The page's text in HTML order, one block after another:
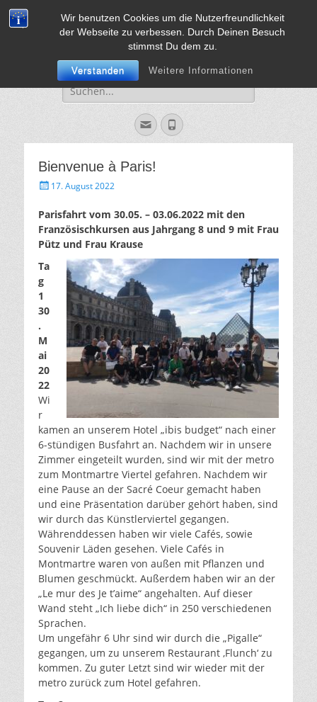
Wir benutzen Cookies um die Nutzerfreundlichkeit
der Webseite zu verbessen. Durch Deinen Besuch
stimmst Du dem zu.
Verstanden Weitere Informationen
Sekundarschule
Vorweg mit Herz, Mut und Verstand
Suche
für:
EmailPhone
Bienvenue à Paris!
Gepostet
17. August 2022
Parisfahrt vom 30.05. – 03.06.2022 mit den
Französischkursen aus Jahrgang 8 und 9 mit Frau
Pütz und Frau Krause
Ta
g
1
30
.
M
ai
20
22
Wi
r
kamen an unserem Hotel „ibis budget“ nach einer
6-stündigen Busfahrt an. Nachdem wir in unsere
Zimmer eingeteilt wurden, sind wir mit der metro
zum Montmartre Viertel gefahren. Nachdem wir
eine Pause an der Sacré Coeur gemacht haben
und eine Präsentation darüber gehört haben, sind
wir durch das Künstlerviertel gegangen.
Währenddessen haben wir viele Cafés, sowie
Souvenir Läden gesehen. Viele Cafés in
Montmartre waren von außen mit Pflanzen und
Blumen geschmückt. Außerdem haben wir an der
„Le mur des Je t’aime“ angehalten. Auf dieser
Wand steht „Ich liebe dich“ in 250 verschiedenen
Sprachen.
Um ungefähr 6 Uhr sind wir durch die „Pigalle“
gegangen, um zu unserem Restaurant ‚Flunch‘ zu
kommen. Zu guter Letzt sind wir wieder mit der
metro zurück zum Hotel gefahren.